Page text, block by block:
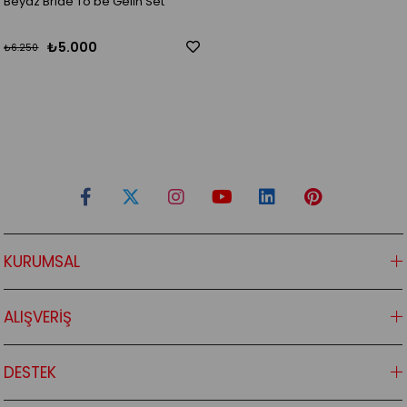
₺5.000
₺6.250
KURUMSAL
ALIŞVERİŞ
DESTEK